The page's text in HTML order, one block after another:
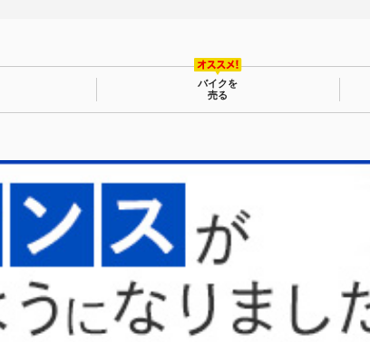
バイクを
売る